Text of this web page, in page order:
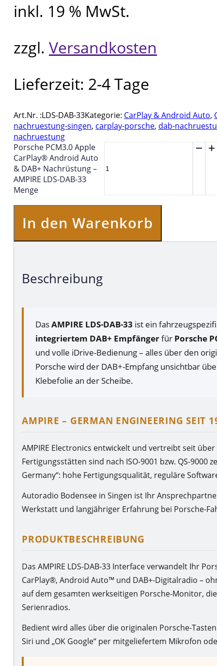
inkl. 19 % MwSt.
zzgl. Versandkosten
Lieferzeit: 2-4 Tage
Art.Nr. :LDS-DAB-33Kategorie: CarPlay & Android Auto,
nachruestung-singen, carplay-porsche, dab-
nachruestung
Porsche PCM3.0 Apple
CarPlay® Android Auto
& DAB+ Nachrüstung –
AMPIRE LDS-DAB-33
Menge
In den Warenkorb
Beschreibung
DasAMPIRE LDS-DAB-33 ist ein
integriertem DAB+ Empfängerfür Porsche
und volle iDrive-Bedienung – alles über den
Porsche wird der DAB+-Empfang unsichtbar
Klebefolie an der Scheibe.
AMPIRE – GERMAN ENGINEERING SEIT
AMPIRE Electronics entwickelt und vertreibt seit
Fertigungsstätten sind nach ISO-9001 bzw. QS-9000
Germany“: hohe Fertigungsqualität, reguläre
Autoradio Bodensee in Singen ist Ihr
Werkstatt und langjähriger Erfahrung bei Porsche-
PRODUKTBESCHREIBUNG
Das AMPIRE LDS-DAB-33 Interface verwandelt Ihr
CarPlay®, Android Auto™ und DAB+-Digitalradio –
auf dem gesamten werkseitigen Porsche-Monitor,
Serienradios.
Bedient wird alles über die originalen Porsche-
Siri und „OK Google“ per mitgeliefertem Mikrofon